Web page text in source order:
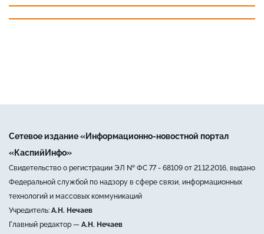
Сетевое издание «Информационно-новостной портал
«КаспийИнфо»
Свидетельство о регистрации ЭЛ № ФС 77 - 68109 от 21.12.2016, выдано
Федеральной службой по надзору в сфере связи, информационных
технологий и массовых коммуникаций
Учредитель: А.Н. Нечаев
Главный редактор — А.Н. Нечаев